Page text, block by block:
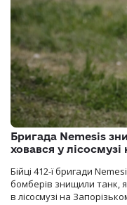
Бригада Nemesis
ховався у
Бійці 412-ї бригади
бомберів знищили танк,
в лісосмузі на